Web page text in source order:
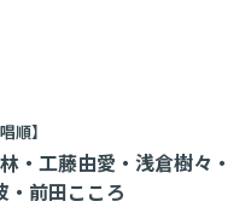
順】
・工藤由愛・浅倉樹々・
・前田こころ